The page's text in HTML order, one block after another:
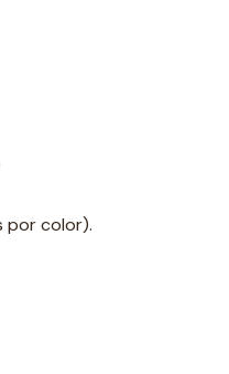
por color).